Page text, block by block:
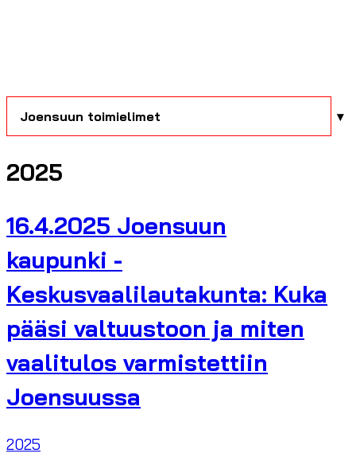
Joensuun toimielimet
2025
16.4.2025 Joensuun
kaupunki -
Keskusvaalilautakunta: Kuka
pääsi valtuustoon ja miten
vaalitulos varmistettiin
Joensuussa
2025